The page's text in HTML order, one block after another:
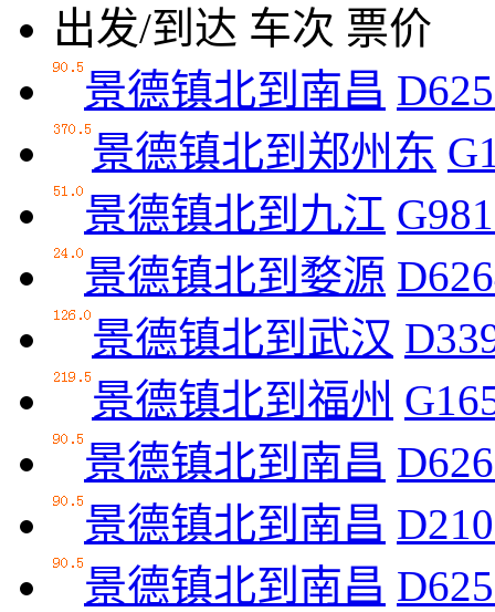
出发/到达 车次 票价
景德镇北到南昌
景德镇北到郑州东
景德镇北到九江
景德镇北到婺源
景德镇北到武汉
景德镇北到福州
景德镇北到南昌
景德镇北到南昌
景德镇北到南昌